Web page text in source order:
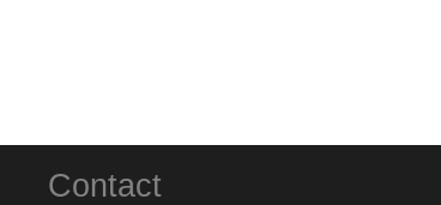
Contact